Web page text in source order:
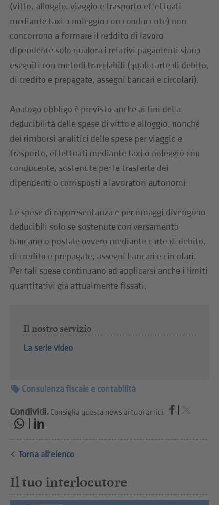
(vitto, alloggio, viaggio e trasporto effettuati
mediante taxi o noleggio con conducente) non
concorrono a formare il reddito di lavoro
dipendente solo qualora i relativi pagamenti siano
eseguiti con metodi tracciabili (quali carte di debito,
di credito e prepagate, assegni bancari e circolari).
Analogo obbligo è previsto anche ai fini della
deducibilità delle spese di vitto e alloggio, nonché
dei rimborsi analitici delle spese per viaggio e
trasporto, effettuati mediante taxi o noleggio con
conducente, sostenute per le trasferte dei
dipendenti o corrisposti a lavoratori autonomi.
Le spese di rappresentanza e per omaggi divengono
deducibili solo se sostenute con versamento
bancario o postale ovvero mediante carte di debito,
di credito e prepagate, assegni bancari e circolari.
Per tali spese continuano ad applicarsi anche i limiti
quantitativi già attualmente fissati.
Il nostro servizio
La serie video
Consulenza fiscale e contabilità
Condividi. Consiglia questa news ai tuoi amici.
Torna all'elenco
Il tuo interlocutore